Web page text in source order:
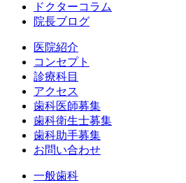
ドクターコラム
院長ブログ
医院紹介
コンセプト
診療科目
アクセス
歯科医師募集
歯科衛生士募集
歯科助手募集
お問い合わせ
一般歯科